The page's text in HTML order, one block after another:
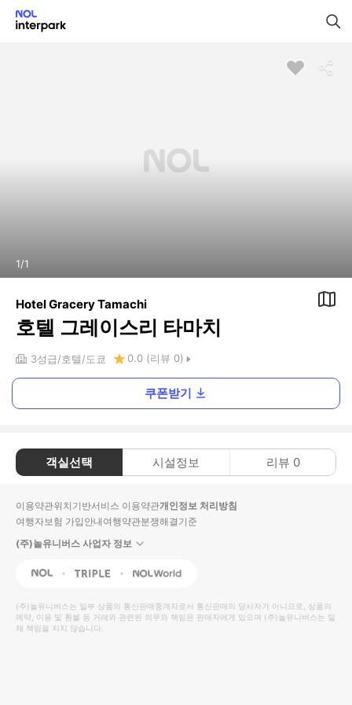
1/1
Hotel Gracery Tamachi
호텔 그레이스리 타마치
3성급 호텔 도쿄 0.0 (리뷰 0)
쿠폰받기
객실선택 시설정보 리뷰 0
이용약관위치기반서비스 이용약관개인정보 처리방침
여행자보험 가입안내여행약관분쟁해결기준
(주)놀유니버스 사업자 정보
NOL Triple Interpark Global
(주)놀유니버스는 일부 상품의 통신판매중개자로서 통신판매의 당사자가 아니므로, 상품의
예약, 이용 및 환불 등 거래와 관련된 의무와 책임은 판매자에게 있으며 (주)놀유니버스는 일
체 책임을 지지 않습니다.